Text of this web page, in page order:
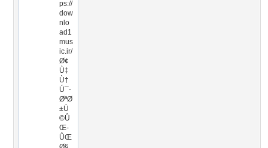
ps://
dow
nlo
ad1
mus
ic.ir/
Ø¢
Ù‡
Ù†
Ú¯-
ØªØ
±Ú
©Û
Œ-
ÛŒ